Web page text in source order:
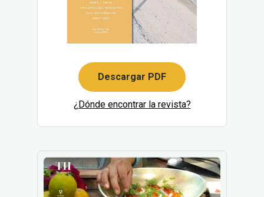
Descargar PDF
¿Dónde encontrar la revista?